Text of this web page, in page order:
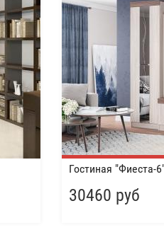
Гостиная "Фиеста-
30460 руб